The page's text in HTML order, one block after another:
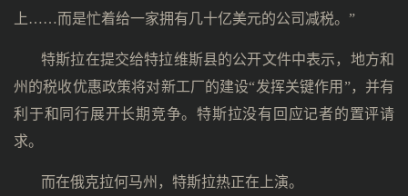
上……而是忙着给一家拥有几十亿美元的公司减税。”
特斯拉在提交给特拉维斯县的公开文件中表示，地方和
州的税收优惠政策将对新工厂的建设“发挥关键作用”，并有
利于和同行展开长期竞争。特斯拉没有回应记者的置评请
求。
而在俄克拉何马州，特斯拉热正在上演。